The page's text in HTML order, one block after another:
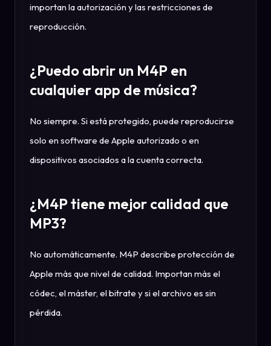
importan la autorización y las restricciones de
reproducción.
¿Puedo abrir un M4P en
cualquier app de música?
No siempre. Si está protegido, puede reproducirse
solo en software de Apple autorizado o en
dispositivos asociados a la cuenta correcta.
¿M4P tiene mejor calidad que
MP3?
No automáticamente. M4P describe protección de
Apple más que nivel de calidad. Importan más el
códec, el máster, el bitrate y si el archivo es sin
pérdida.